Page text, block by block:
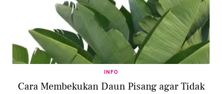
INFO
Cara Membekukan Daun Pisang agar Tidak